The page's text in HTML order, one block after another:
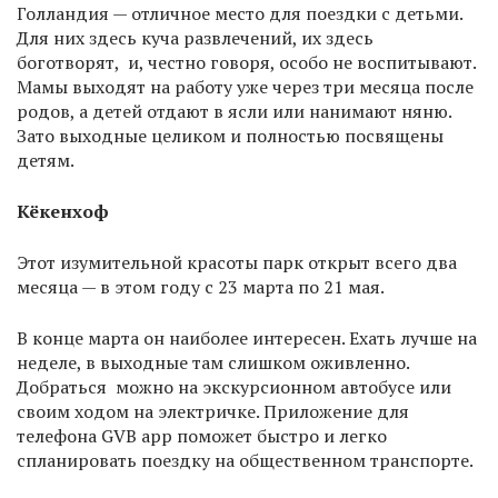
Голландия — отличное место для поездки с детьми.
Для них здесь куча развлечений, их здесь
боготворят, и, честно говоря, особо не воспитывают.
Мамы выходят на работу уже через три месяца после
родов, а детей отдают в ясли или нанимают няню.
Зато выходные целиком и полностью посвящены
детям.
Кёкенхоф
Этот изумительной красоты парк открыт всего два
месяца — в этом году с 23 марта по 21 мая.
В конце марта он наиболее интересен. Ехать лучше на
неделе, в выходные там слишком оживленно.
Добраться можно на экскурсионном автобусе или
своим ходом на электричке. Приложение для
телефона GVB app поможет быстро и легко
спланировать поездку на общественном транспорте.